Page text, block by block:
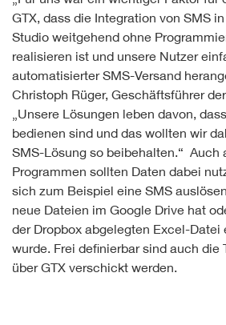
GTX, dass die Integration von SMS
Studio weitgehend ohne
realisieren ist und unsere Nutzer
automatisierter SMS-Versand
Christoph Rüger, Geschäftsführer
„Unsere Lösungen leben davon,
bedienen sind und das wollten wir
SMS-Lösung so beibehalten.“ Auch
Programmen sollten Daten dabei
sich zum Beispiel eine SMS
neue Dateien im Google Drive hat
der Dropbox abgelegten Excel-Datei
wurde. Frei definierbar sind auch die
über GTX verschickt werden.